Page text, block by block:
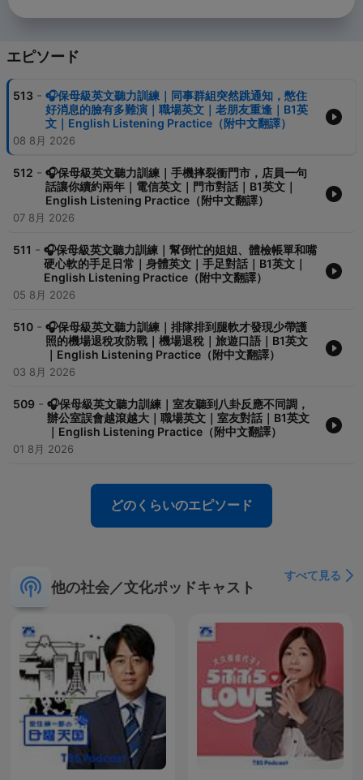
趣，同時提升你的英語聽力。 別忘了分享給你的朋友，讓更多人一
能還是純粹愛好英語，"一小時聽英文"都是你的最佳學習夥伴。讓
我們一起開始，讓英語能力變得更好，並能夠在日常生活中流暢地
エピソード
513 - 🎧保母級英文聽力訓練｜同事群組突然跳通知，憋住
好消息的臉有多難演｜職場英文｜老朋友重逢｜B1英
文｜English Listening Practice（附中文翻譯）
08 8月 2026
512 - 🎧保母級英文聽力訓練｜手機摔裂衝門市，店員一句
話讓你續約兩年｜電信英文｜門市對話｜B1英文｜
English Listening Practice（附中文翻譯）
07 8月 2026
511 - 🎧保母級英文聽力訓練｜幫倒忙的姐姐、體檢帳單和嘴
硬心軟的手足日常｜身體英文｜手足對話｜B1英文｜
English Listening Practice（附中文翻譯）
05 8月 2026
510 - 🎧保母級英文聽力訓練｜排隊排到腿軟才發現少帶護
照的機場退稅攻防戰｜機場退稅｜旅遊口語｜B1英文
｜English Listening Practice（附中文翻譯）
03 8月 2026
509 - 🎧保母級英文聽力訓練｜室友聽到八卦反應不同調，
辦公室誤會越滾越大｜職場英文｜室友對話｜B1英文
｜English Listening Practice（附中文翻譯）
01 8月 2026
どのくらいのエピソード
他の社会／文化ポッドキャスト
すべて見る